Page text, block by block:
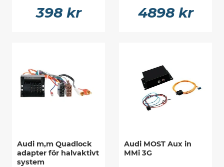
398 kr 4898 kr
Audi m,m Quadlock
adapter för halvaktivt
system
Audi MOST Aux in
MMi 3G